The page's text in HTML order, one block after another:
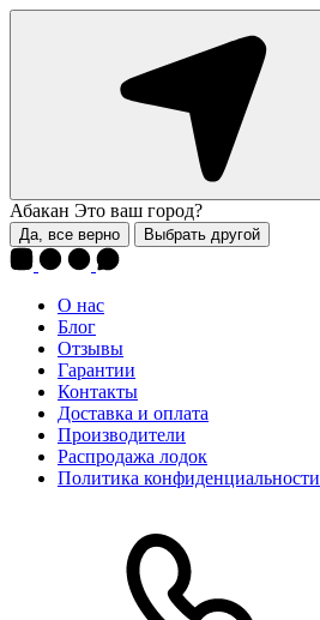
Абакан Это ваш город?
Да, все верно Выбрать другой
О нас
Блог
Отзывы
Гарантии
Контакты
Доставка и оплата
Производители
Распродажа лодок
Политика конфиденциальности